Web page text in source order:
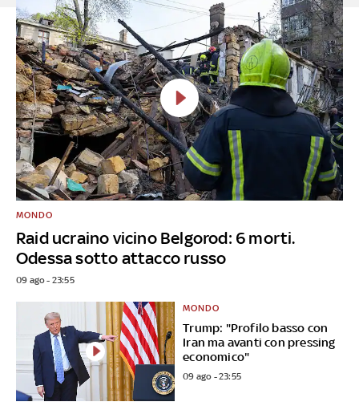
Raid ucraino vicino Belgorod: 6 morti.
Odessa sotto attacco russo
MONDO
09 ago - 23:55
Trump: "Profilo basso con
Iran ma avanti con pressing
economico"
MONDO
09 ago - 23:55